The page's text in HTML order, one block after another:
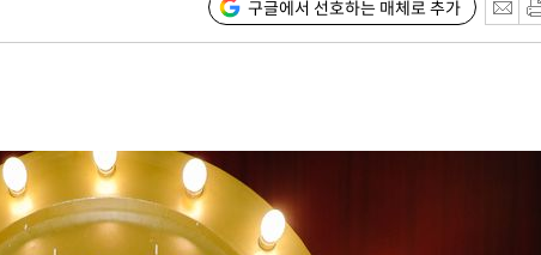
구글에서 선호하는 매체로 추가